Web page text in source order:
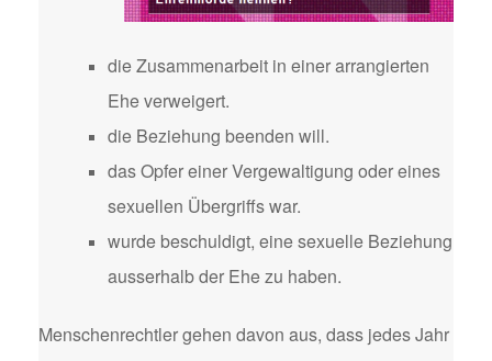
die Zusammenarbeit in einer arrangierten
Ehe verweigert.
die Beziehung beenden will.
das Opfer einer Vergewaltigung oder eines
sexuellen Übergriffs war.
wurde beschuldigt, eine sexuelle Beziehung
ausserhalb der Ehe zu haben.
Menschenrechtler gehen davon aus, dass jedes Jahr